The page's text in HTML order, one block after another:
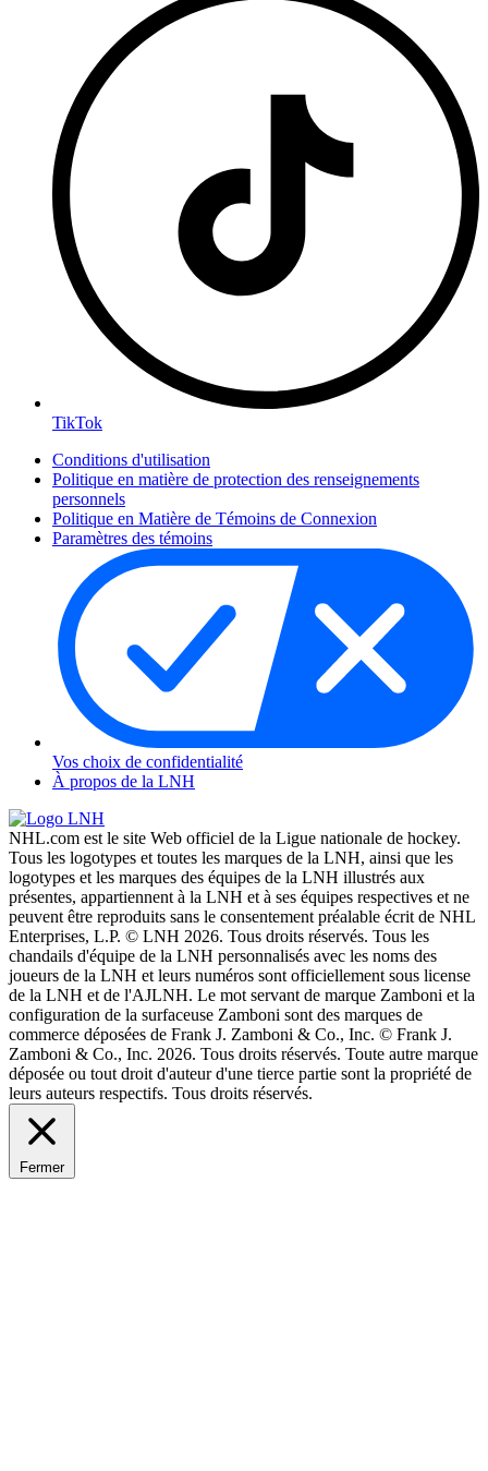
TikTok
Conditions d'utilisation
Politique en matière de protection des renseignements
personnels
Politique en Matière de Témoins de Connexion
Paramètres des témoins
Vos choix de confidentialité
À propos de la LNH
NHL.com est le site Web officiel de la Ligue nationale de hockey.
Tous les logotypes et toutes les marques de la LNH, ainsi que les
logotypes et les marques des équipes de la LNH illustrés aux
présentes, appartiennent à la LNH et à ses équipes respectives et ne
peuvent être reproduits sans le consentement préalable écrit de NHL
Enterprises, L.P. © LNH 2026. Tous droits réservés. Tous les
chandails d'équipe de la LNH personnalisés avec les noms des
joueurs de la LNH et leurs numéros sont officiellement sous license
de la LNH et de l'AJLNH. Le mot servant de marque Zamboni et la
configuration de la surfaceuse Zamboni sont des marques de
commerce déposées de Frank J. Zamboni & Co., Inc. © Frank J.
Zamboni & Co., Inc. 2026. Tous droits réservés. Toute autre marque
déposée ou tout droit d'auteur d'une tierce partie sont la propriété de
leurs auteurs respectifs. Tous droits réservés.
Fermer